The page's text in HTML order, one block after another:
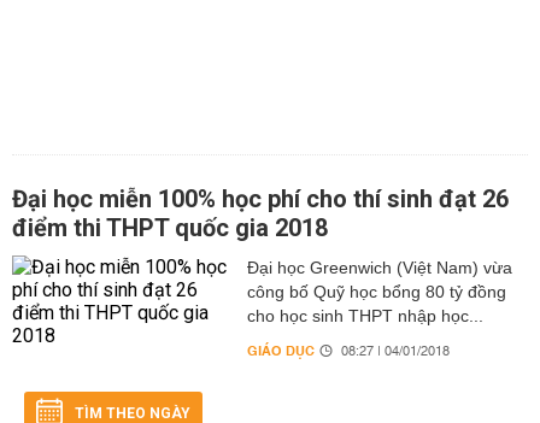
Đại học miễn 100% học phí cho thí sinh đạt 26
điểm thi THPT quốc gia 2018
Đại học Greenwich (Việt Nam) vừa
công bố Quỹ học bổng 80 tỷ đồng
cho học sinh THPT nhập học...
GIÁO DỤC 08:27 | 04/01/2018
TÌM THEO NGÀY